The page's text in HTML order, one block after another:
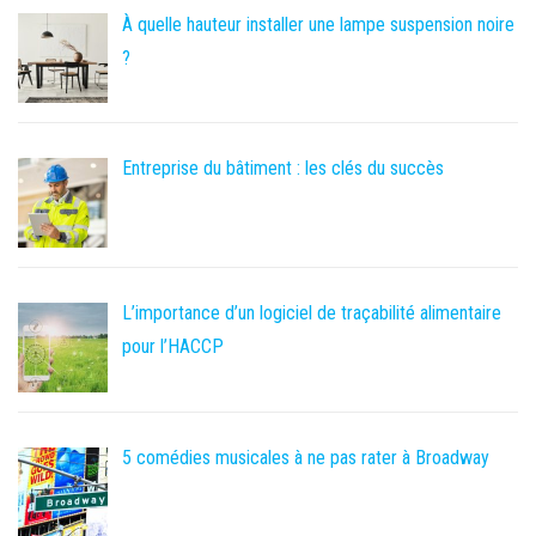
À quelle hauteur installer une lampe suspension noire
?
Entreprise du bâtiment : les clés du succès
L’importance d’un logiciel de traçabilité alimentaire
pour l’HACCP
5 comédies musicales à ne pas rater à Broadway